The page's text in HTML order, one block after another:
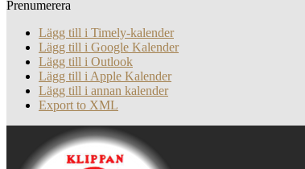
Prenumerera
Lägg till i Timely-kalender
Lägg till i Google Kalender
Lägg till i Outlook
Lägg till i Apple Kalender
Lägg till i annan kalender
Export to XML